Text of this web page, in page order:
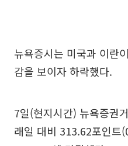
뉴욕증시는 미국과 이란
감을 보이자 하락했다.
7일(현지시간) 뉴욕증권
래일 대비 313.62포인트